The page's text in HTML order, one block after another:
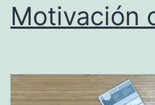
Motivación